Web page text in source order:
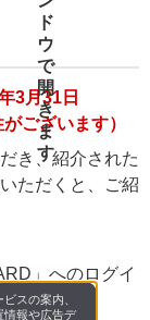
3月31日
ございます）
き、紹介された
ただくと、ご紹
」へのログイ
スの案内、
情報や広告デ